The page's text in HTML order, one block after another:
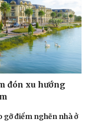
đón xu hướng
gỡ điểm nghẽn nhà ở